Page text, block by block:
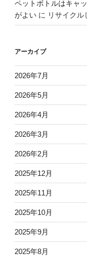
ペットボトルはキャ
がよい に リサイクル
アーカイブ
2026年7月
2026年5月
2026年4月
2026年3月
2026年2月
2025年12月
2025年11月
2025年10月
2025年9月
2025年8月